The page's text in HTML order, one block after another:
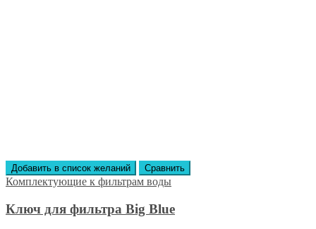
Добавить в список желаний Сравнить
Комплектующие к фильтрам воды
Ключ для фильтра Big Blue